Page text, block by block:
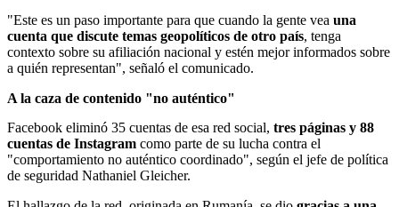
"Este es un paso importante para que cuando la gente vea una
cuenta que discute temas geopolíticos de otro país, tenga
contexto sobre su afiliación nacional y estén mejor informados sobre
a quién representan", señaló el comunicado.
A la caza de contenido "no auténtico"
Facebook eliminó 35 cuentas de esa red social, tres páginas y 88
cuentas de Instagram como parte de su lucha contra el
"comportamiento no auténtico coordinado", según el jefe de política
de seguridad Nathaniel Gleicher.